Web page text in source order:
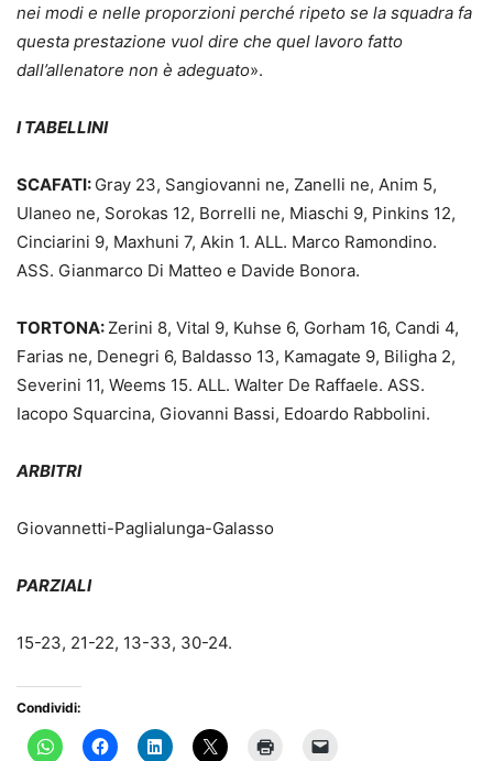
nei modi e nelle proporzioni perché ripeto se la squadra fa
questa prestazione vuol dire che quel lavoro fatto
dall’allenatore non è adeguato».
I TABELLINI
SCAFATI: Gray 23, Sangiovanni ne, Zanelli ne, Anim 5,
Ulaneo ne, Sorokas 12, Borrelli ne, Miaschi 9, Pinkins 12,
Cinciarini 9, Maxhuni 7, Akin 1. ALL. Marco Ramondino.
ASS. Gianmarco Di Matteo e Davide Bonora.
TORTONA: Zerini 8, Vital 9, Kuhse 6, Gorham 16, Candi 4,
Farias ne, Denegri 6, Baldasso 13, Kamagate 9, Biligha 2,
Severini 11, Weems 15. ALL. Walter De Raffaele. ASS.
Iacopo Squarcina, Giovanni Bassi, Edoardo Rabbolini.
ARBITRI
Giovannetti-Paglialunga-Galasso
PARZIALI
15-23, 21-22, 13-33, 30-24.
Condividi: